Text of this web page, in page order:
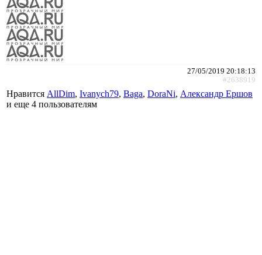
27/05/2019 20:18:13
#2638919
Нравится AllDim, Ivanych79, Baga, DoraNi, Александр Ершов
и еще 4 пользователям